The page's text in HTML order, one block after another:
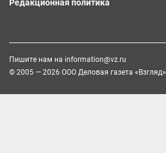
Редакционная политика
Пишите нам на information@vz.ru
© 2005 — 2026 ООО Деловая газета «Взгляд»